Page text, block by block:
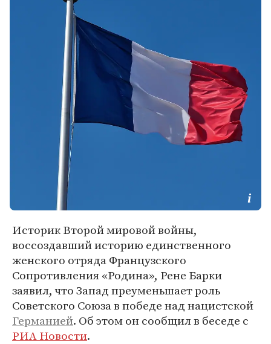
Историк Второй мировой войны,
воссоздавший историю единственного
женского отряда Французского
Сопротивления «Родина», Рене Барки
заявил, что Запад преуменьшает роль
Советского Союза в победе над нацистской
Германией. Об этом он сообщил в беседе с
РИА Новости.